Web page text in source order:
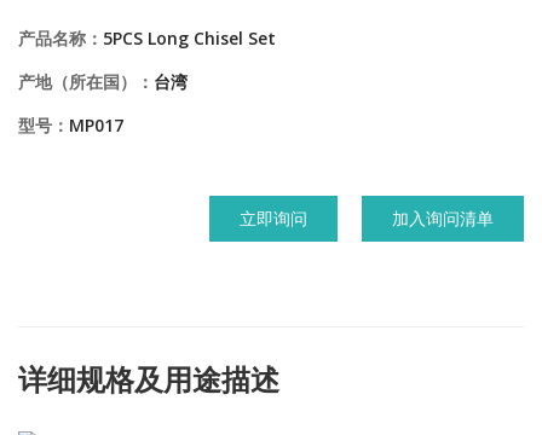
产品名称： 5PCS Long Chisel Set
产地（所在国）： 台湾
型号： MP017
立即询问 加入询问清单
详细规格及用途描述